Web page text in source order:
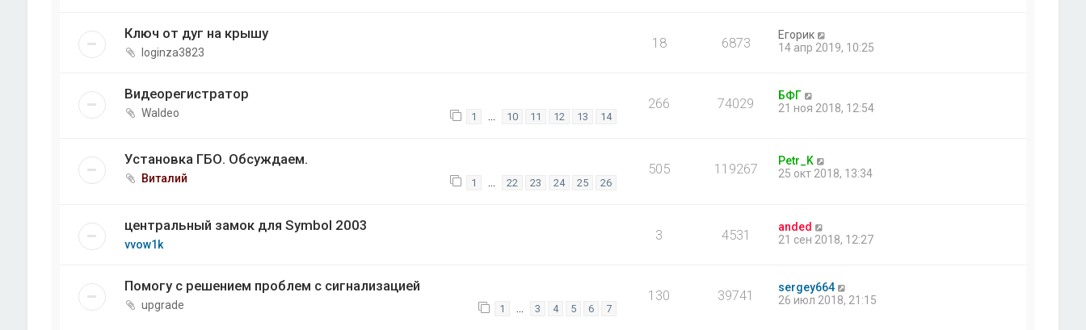
Ключ от дуг на крышу
loginza3823
18 6873
Егорик
14 апр 2019, 10:25
Видеорегистратор
Waldeo 1 … 10 11 12 13 14
266 74029
БФГ
21 ноя 2018, 12:54
Установка ГБО. Обсуждаем.
Виталий 1 22 23 24 25 26
505 119267
Petr_K
25 окт 2018, 13:34
центральный замок для Symbol 2003
vvow1k
3 4531
anded
21 сен 2018, 12:27
Помогу с решением проблем с сигнализацией
upgrade 1 3 4 5 6 7
130 39741
sergey664
26 июл 2018, 21:15